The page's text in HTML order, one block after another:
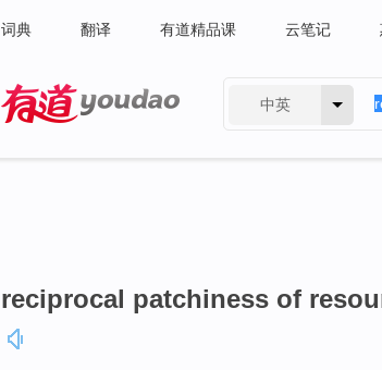
词典 翻译 有道精品课 云笔记
中英
reciprocal patchiness of